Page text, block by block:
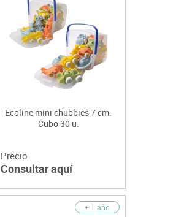
Ecoline mini chubbies 7 cm.
Cubo 30 u.
Precio
Consultar aquí
+ 1 año